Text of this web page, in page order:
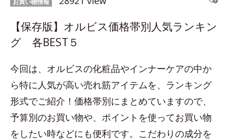
お買い物情報
【保存版】オルビス価格帯別人気ランキン
グ 各BEST５
今回は、オルビスの化粧品やインナーケアの中か
ら特に人気が高い売れ筋アイテムを、ランキング
形式でご紹介！価格帯別にまとめていますので、
予算別のお買い物や、ポイントを使ってお買い物
をしたい時などにも便利です。こだわりの成分を